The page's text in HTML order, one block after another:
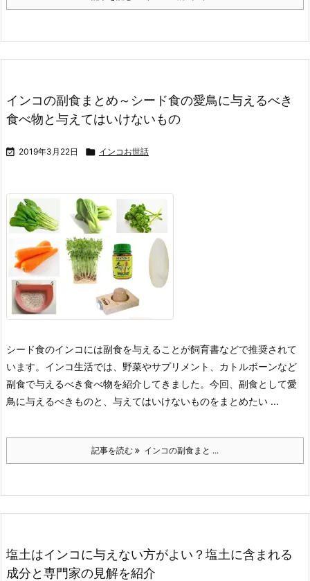
インコの副食まとめ～シード食の愛鳥に与えるべき
食べ物と与えてはいけないもの
 2019年3月22日  インコお世話
シード食のインコには副食を与えることが飼育書などで推奨されて
います。インコ生活では、野菜やサプリメント、カトルボーンなど
副食で与えるべき食べ物を紹介してきました。今回、副食として愛
鳥に与えるべきものと、与えてはいけないものをまとめたい ...
記事を読む インコの副食まと ...
塩土はインコに与えない方がよい？塩土に含まれる
成分と専門家の見解を紹介